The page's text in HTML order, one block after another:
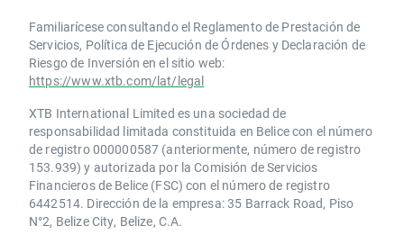
Familiarícese consultando el Reglamento de Prestación de
Servicios, Política de Ejecución de Órdenes y Declaración de
Riesgo de Inversión en el sitio web:
https://www.xtb.com/lat/legal
XTB International Limited es una sociedad de
responsabilidad limitada constituida en Belice con el número
de registro 000000587 (anteriormente, número de registro
153.939) y autorizada por la Comisión de Servicios
Financieros de Belice (FSC) con el número de registro
6442514. Dirección de la empresa: 35 Barrack Road, Piso
N°2, Belize City, Belize, C.A.